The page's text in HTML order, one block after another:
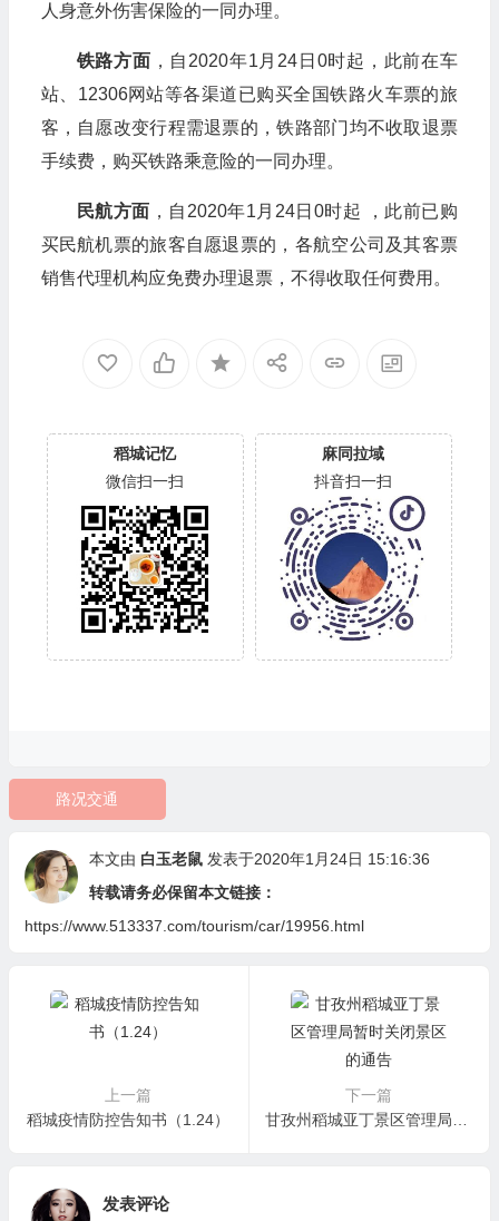
人身意外伤害保险的一同办理。
铁路方面 ，自2020年1月24日0时起，此前在车
站、12306网站等各渠道已购买全国铁路火车票的旅
客，自愿改变行程需退票的，铁路部门均不收取退票
手续费，购买铁路乘意险的一同办理。
民航方面 ，自2020年1月24日0时起 ，此前已购
买民航机票的旅客自愿退票的，各航空公司及其客票
销售代理机构应免费办理退票，不得收取任何费用。
稻城记忆
微信扫一扫
麻同拉域
抖音扫一扫
路况交通
本文由 白玉老鼠 发表于2020年1月24日 15:16:36
转载请务必保留本文链接：
https://www.513337.com/tourism/car/19956.html
上一篇
稻城疫情防控告知书（1.24）
下一篇
发表评论